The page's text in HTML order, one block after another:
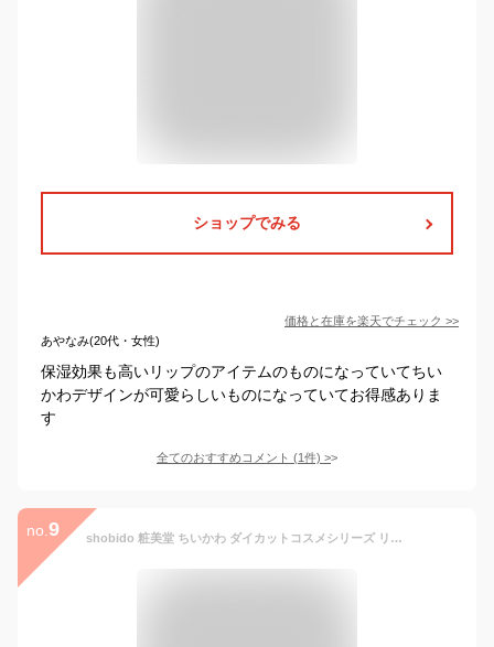
ショップでみる
価格と在庫を楽天でチェック >>
あやなみ(20代・女性)
保湿効果も高いリップのアイテムのものになっていてちい
かわデザインが可愛らしいものになっていてお得感ありま
す
全てのおすすめコメント (1件) >
no. 9 shobido 粧美堂 ちいかわ ダイカットコスメシリーズ リップトリートメント < ちいかわ > 無香料 chiikawa CW46879